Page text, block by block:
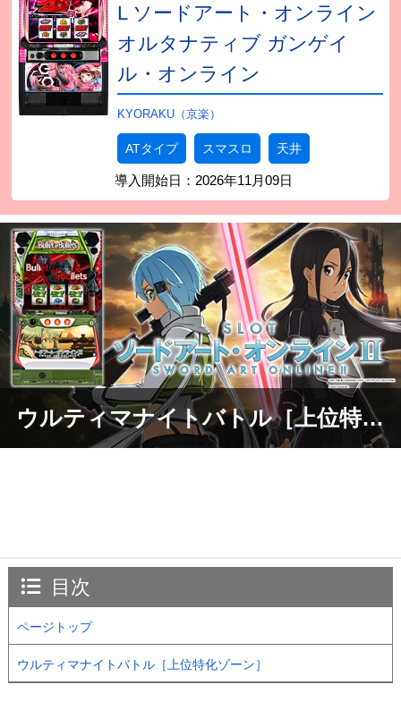
L ソードアート・オンライン
オルタナティブ ガンゲイ
ル・オンライン
KYORAKU（京楽）
ATタイプ スマスロ 天井
導入開始日： 2026年11月09日
ウルティマナイトバトル［上位特化ゾーン］
目次
ページトップ
ウルティマナイトバトル［上位特化ゾーン］